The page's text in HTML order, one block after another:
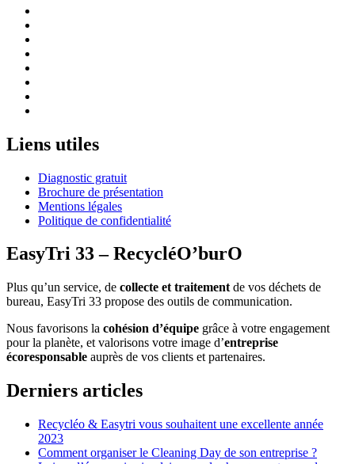
Liens utiles
Diagnostic gratuit
Brochure de présentation
Mentions légales
Politique de confidentialité
EasyTri 33 – RecycléO’burO
Plus qu’un service, de collecte et traitement de vos déchets de
bureau, EasyTri 33 propose des outils de communication.
Nous favorisons la cohésion d’équipe grâce à votre engagement
pour la planète, et valorisons votre image d’entreprise
écoresponsable auprès de vos clients et partenaires.
Derniers articles
Recycléo & Easytri vous souhaitent une excellente année
2023
Comment organiser le Cleaning Day de son entreprise ?